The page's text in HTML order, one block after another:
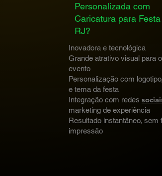
Personalizada com
Caricatura para
RJ?
Inovadora e tecnológica
Grande atrativo visual para o
evento
Personalização com
e tema da festa
Integração com redes
marketing de experiência
Resultado instantâneo, sem
impressão